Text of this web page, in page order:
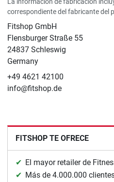
correspondiente del fabricante del
Fitshop GmbH
Flensburger Straße 55
24837 Schleswig
Germany
+49 4621 42100
info@fitshop.de
FITSHOP TE OFRECE
El mayor retailer de
Más de 4.000.000